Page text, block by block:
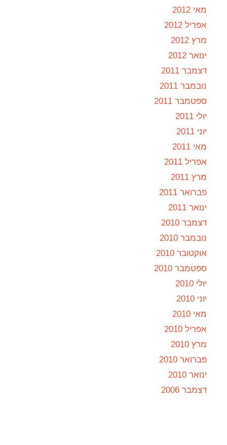
מאי 2012
אפריל 2012
מרץ 2012
ינואר 2012
דצמבר 2011
נובמבר 2011
ספטמבר 2011
יולי 2011
יוני 2011
מאי 2011
אפריל 2011
מרץ 2011
פברואר 2011
ינואר 2011
דצמבר 2010
נובמבר 2010
אוקטובר 2010
ספטמבר 2010
יולי 2010
יוני 2010
מאי 2010
אפריל 2010
מרץ 2010
פברואר 2010
ינואר 2010
דצמבר 2006